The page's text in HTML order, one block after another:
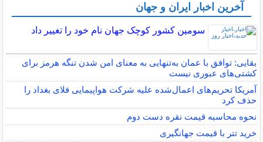
آخرین اخبار ایران و جهان
سومین کشور کوچک جهان نام خود را تغییر داد
بقایی: توافق با عمان به‌تنهایی به معنای امن شدن تنگه هرمز برای
کشتی‌های عبوری نیست
آمریکا تحریم‌های اعمال‌شده علیه شرکت هواپیمایی فلای بغداد را
حذف کرد
نحوه محاسبه قیمت نقره دست دوم
خرید تتر با قیمت جهانگیری